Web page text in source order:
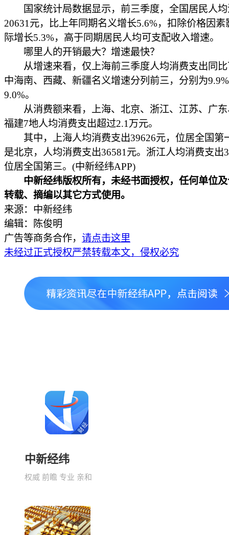
国家统计局数据显示，前三季度，全国居民人均
20631元，比上年同期名义增长5.6%，扣除价格因素
际增长5.3%，高于同期居民人均可支配收入增速。
哪里人的开销最大？增速最快？
从增速来看，仅上海前三季度人均消费支出同比
中海南、西藏、新疆名义增速分列前三，分别为
9.0%。
从消费额来看，上海、北京、浙江、江苏、广东
福建7地人均消费支出超过2.1万元。
其中，上海人均消费支出39626元，位居全国第
是北京，人均消费支出36581元。浙江人均消费支出
位居全国第三。(中新经纬APP)
中新经纬版权所有，未经书面授权，任何单位
转载、摘编以其它方式使用。
来源：中新经纬
编辑：陈俊明
广告等商务合作， 请点击这里
未经过正式授权严禁转载本文，侵权必究
中新经纬
权威 前瞻 专业 亲和